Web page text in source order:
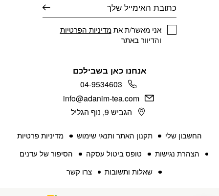
אני מאשר/ת אתמדיניות הפרטיות
והדיוור באתר
החשבון שלי תקנון האתר ותנאי שימוש
מדיניות פרטיות
הצהרת נגישות
טופס ביטול עסקה
הסיפור של עדנים
שאלות ותשובות
צרו קשר
אנחנו כאן בשבילכם
04-9534603
info@adanim-tea.com
הגביש 9, נוף הגליל